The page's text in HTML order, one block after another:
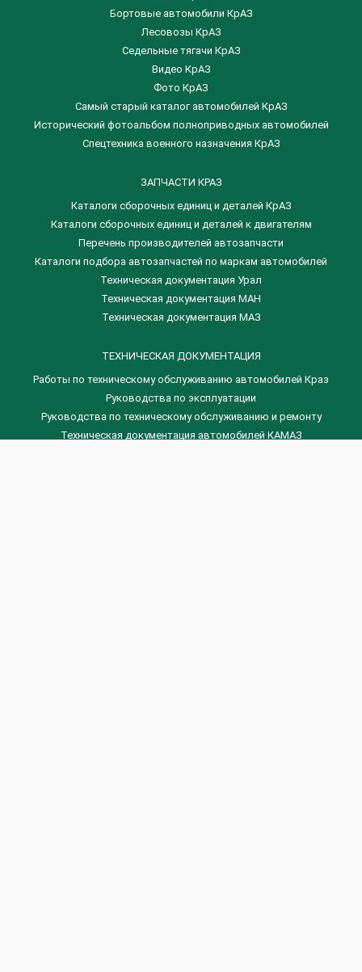
Бортовые автомобили КрАЗ
Лесовозы КрАЗ
Седельные тягачи КрАЗ
Видео КрАЗ
Фото КрАЗ
Самый старый каталог автомобилей КрАЗ
Исторический фотоальбом полноприводных автомобилей
Спецтехника военного назначения КрАЗ
ЗАПЧАСТИ КРАЗ
Каталоги сборочных единиц и деталей КрАЗ
​Каталоги сборочных единиц и деталей к двигателям
Перечень производителей автозапчасти
Каталоги подбора автозапчастей по маркам автомобилей
Техническая документация Урал
Техническая документация МАН
Техническая документация МАЗ
ТЕХНИЧЕСКАЯ ДОКУМЕНТАЦИЯ
Работы по техническому обслуживанию автомобилей Краз
Руководства по эксплуатации
Руководства по техническому обслуживанию и ремонту
Техническая документация автомобилей КАМАЗ